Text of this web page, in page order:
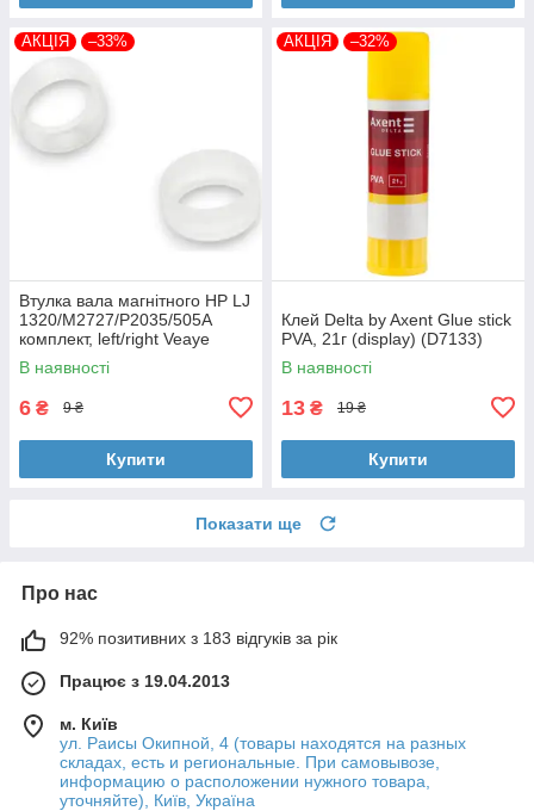
АКЦІЯ –33%
Втулка вала магнітного HP LJ
1320/M2727/P2035/505A
комплект, left/right Veaye
(BSHMR-505U-VE)
В наявності
6 ₴ 9 ₴
Купити
АКЦІЯ –32%
Клей Delta by Axent Glue stick
PVA, 21г (display) (D7133)
В наявності
13 ₴ 19 ₴
Купити
Показати ще
Про нас
92% позитивних з 183 відгуків за рік
Працює з 19.04.2013
м. Київ
ул. Раисы Окипной, 4 (товары находятся на разных
складах, есть и региональные. При самовывозе,
информацию о расположении нужного товара,
уточняйте), Київ, Україна